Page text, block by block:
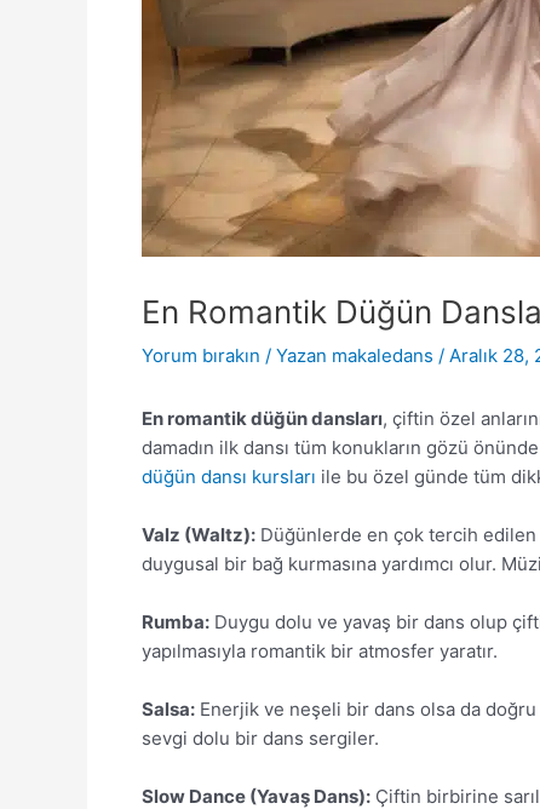
En Romantik Düğün
Yorum bırakın / Yazan makaledans / Aralık 28,
En romantik düğün dansları, çiftin özel
damadın ilk dansı tüm konukların gözü
düğün dansı kursları ile bu özel günde tüm
Valz (Waltz): Düğünlerde en çok tercih edilen
duygusal bir bağ kurmasına yardımcı olur.
Rumba: Duygu dolu ve yavaş bir dans olup
yapılmasıyla romantik bir atmosfer yaratır.
Salsa: Enerjik ve neşeli bir dans olsa da
sevgi dolu bir dans sergiler.
Slow Dance (Yavaş Dans): Çiftin birbirine